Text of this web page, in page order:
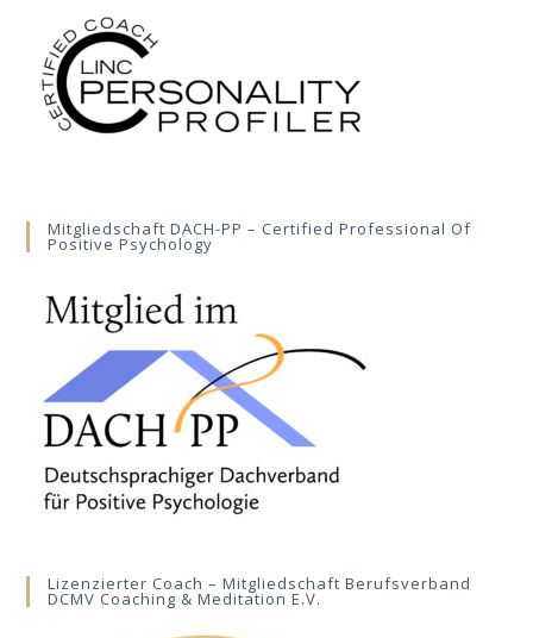
Mitgliedschaft DACH-PP – Certified Professional Of
Positive Psychology
Lizenzierter Coach – Mitgliedschaft Berufsverband
DCMV Coaching & Meditation E.V.